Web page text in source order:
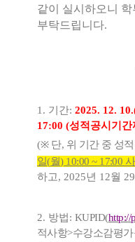
같이 실시하오니
부탁드립니다.
1. 기간: 2025. 12.
17:00 (성적공시기간
(※ 단, 위 기간 중 성
일(월) 10:00 ~ 17:00
하고, 2025년 12월 29
2. 방법: KUPID(http://
적사항>수강소감평가